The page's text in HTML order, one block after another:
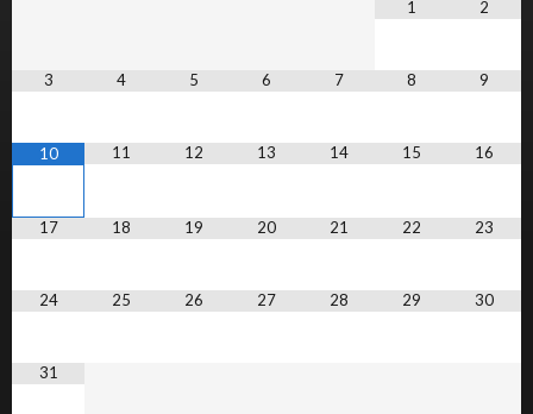
1
2
3 4 5 6 7 8 9
10 11 12 13 14 15 16
17 18 19 20 21 22 23
24 25 26 27 28 29 30
31